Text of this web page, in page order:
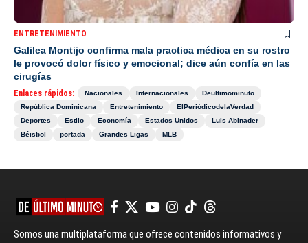
ENTRETENIMIENTO
Galilea Montijo confirma mala practica médica en su rostro
le provocó dolor físico y emocional; dice aún confía en las
cirugías
Enlaces rápidos: Nacionales Internacionales
Deultimominuto
República Dominicana
Entretenimiento
ElPeriódicodelaVerdad
Deportes
Estilo Economía Estados Unidos
Luis Abinader
Béisbol
portada Grandes Ligas MLB
Somos una multiplataforma que ofrece contenidos informativos y